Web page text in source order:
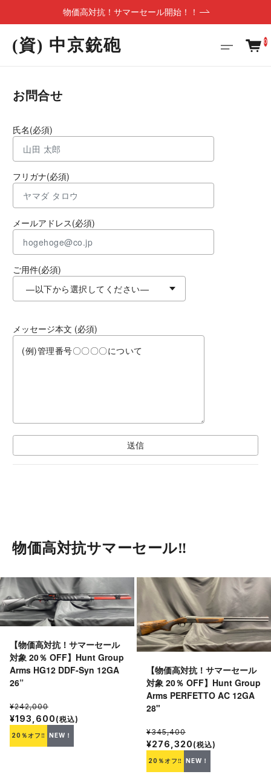
物価高対抗！サマーセール開始！！
(資) 中京銃砲 0
お問合せ
氏名(必須)
フリガナ(必須)
メールアドレス(必須)
ご用件(必須)
メッセージ本文 (必須)
物価高対抗サマーセール‼︎
【物価高対抗！サマーセール
対象 20％ OFF】Hunt Group
Arms HG12 DDF-Syn 12GA
26”
¥242,000
¥193,600 (税込)
20％オフ‼ NEW！
【物価高対抗！サマーセール
対象 20％ OFF】Hunt Group
Arms PERFETTO AC 12GA
28"
¥345,400
¥276,320 (税込)
20％オフ‼ NEW！